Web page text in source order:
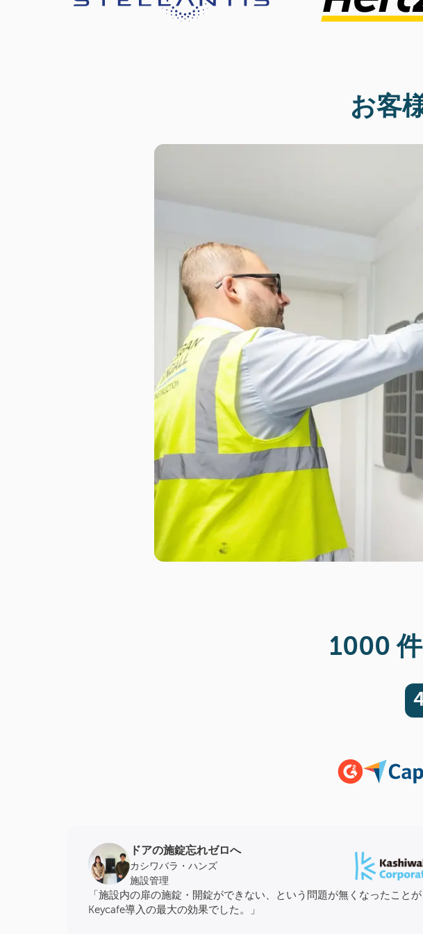
お客
1000
ドアの施錠忘れゼロへ
カシワバラ・ハンズ
施設管理
「施設内の扉の施錠・開錠ができない、という問題が無くなったことが
Keycafe導入の最大の効果でした。」